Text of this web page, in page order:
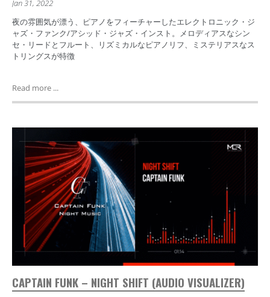
Jan 31, 2022
夜の雰囲気が漂う、ピアノをフィーチャーしたエレクトロニック・ジ
ャズ・ファンク/アシッド・ジャズ・インスト。メロディアスなシン
セ・リードとフルート、リズミカルなピアノリフ、ミステリアスなス
トリングスが特徴
Read more ...
CAPTAIN FUNK – NIGHT SHIFT (AUDIO VISUALIZER)